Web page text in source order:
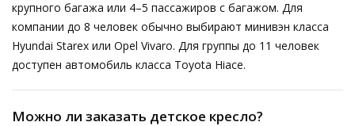
крупного багажа или 4–5 пассажиров с багажом. Для
компании до 8 человек обычно выбирают минивэн класса
Hyundai Starex или Opel Vivaro. Для группы до 11 человек
доступен автомобиль класса Toyota Hiace.
Можно ли заказать детское кресло?